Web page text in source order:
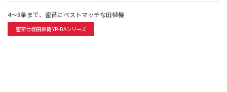
4～8条まで、密苗にベストマッチな田植機
密苗仕様田植機 YR-DAシリーズ